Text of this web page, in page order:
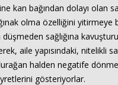
kan bağından dolayı olan
olma özelliğini yitirmeye
sağlığına
aile yapısındaki, nitelikli
halden negatife
gösteriyorlar.